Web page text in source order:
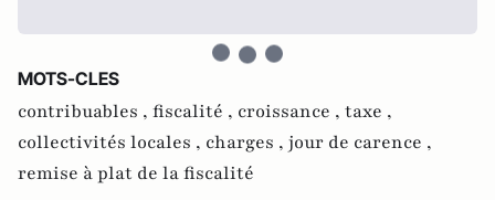
MOTS-CLES
contribuables , fiscalité , croissance , taxe ,
collectivités locales , charges , jour de carence ,
remise à plat de la fiscalité